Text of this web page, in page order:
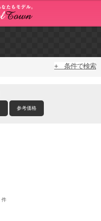
+ 条件で検索
参考価格
件